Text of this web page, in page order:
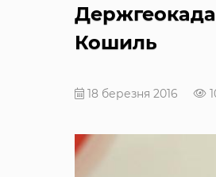
Кошиль
18 березня 2016